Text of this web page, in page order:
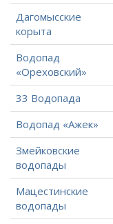
Дагомысские
корыта
Водопад
«Ореховский»
33 Водопада
Водопад «Ажек»
Змейковские
водопады
Мацестинские
водопады